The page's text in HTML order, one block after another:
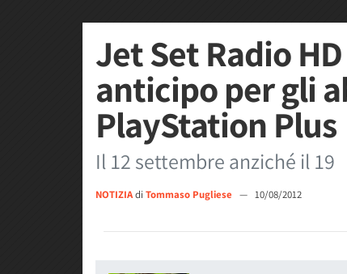
Jet Set Radio
anticipo per gli
PlayStation Plus
Il 12 settembre anziché il 19
NOTIZIAdi Tommaso Pugliese — 10/08/2012